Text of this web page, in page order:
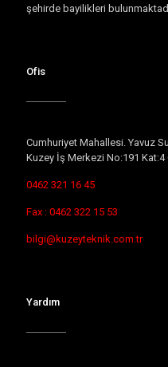
şehirde bayilikleri
Ofis
Cumhuriyet Mahallesi. Yavuz
Kuzey İş Merkezi No:191
0462 321 16 45
Fax : 0462 322 15 53
bilgi@kuzeyteknik.com.tr
Yardım